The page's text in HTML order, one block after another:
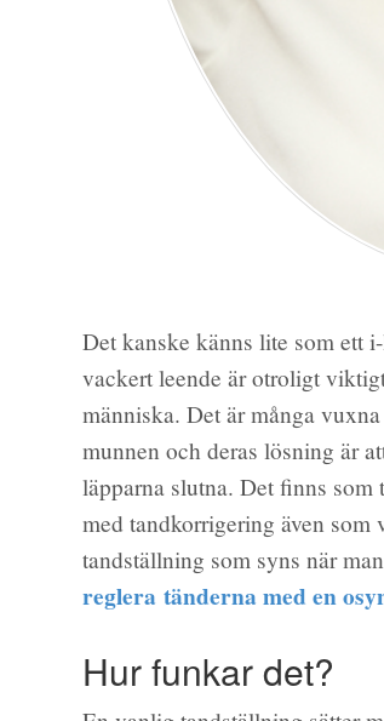
Det kanske känns lite som ett
vackert leende är otroligt
människa. Det är många
munnen och deras lösning är
läpparna slutna. Det finns
med tandkorrigering även
tandställning som syns när
reglera tänderna med en
Hur funkar det?